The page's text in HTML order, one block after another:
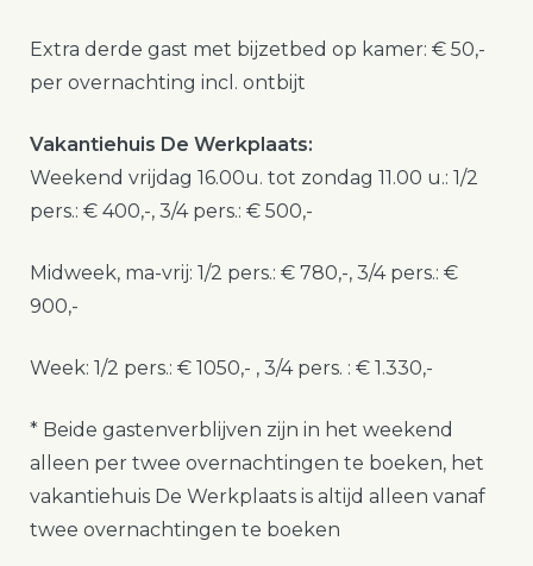
Extra derde gast met bijzetbed op kamer: € 50,-
per overnachting incl. ontbijt
Vakantiehuis De Werkplaats:
Weekend vrijdag 16.00u. tot zondag 11.00 u.: 1/2
pers.: € 400,-, 3/4 pers.: € 500,-
Midweek, ma-vrij: 1/2 pers.: € 780,-, 3/4 pers.: €
900,-
Week: 1/2 pers.: € 1050,- , 3/4 pers. : € 1.330,-
* Beide gastenverblijven zijn in het weekend
alleen per twee overnachtingen te boeken, het
vakantiehuis De Werkplaats is altijd alleen vanaf
twee overnachtingen te boeken